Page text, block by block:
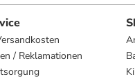
/ Reklamationen